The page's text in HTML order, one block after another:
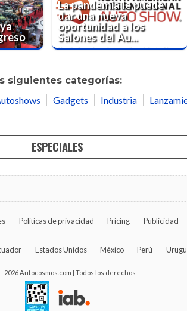
La pandemia le puede
dar una nueva
oportunidad a los
Salones del Au...
siguientes categorías:
Gadgets Industria
ESPECIALES
Políticas de privacidad Pricing Publicidad
Estados Unidos México Perú
2026 Autocosmos.com | Todos los derechos